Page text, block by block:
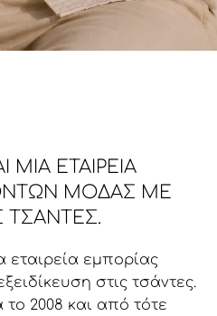
ΜΊΑ ΕΤΑΙΡΕΊΑ
ΜΌΔΑΣ ΜΕ
ΤΣΆΝΤΕΣ.
εταιρεία εμπορίας
στις τσάντες.
το 2008 και από τότε